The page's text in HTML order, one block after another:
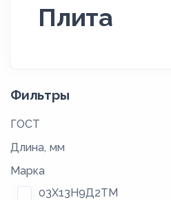
Плита
Фильтры
ГОСТ
Длина, мм
Марка
03Х13Н9Д2ТМ